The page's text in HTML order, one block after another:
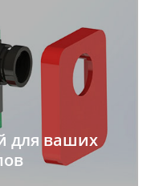
для ваших